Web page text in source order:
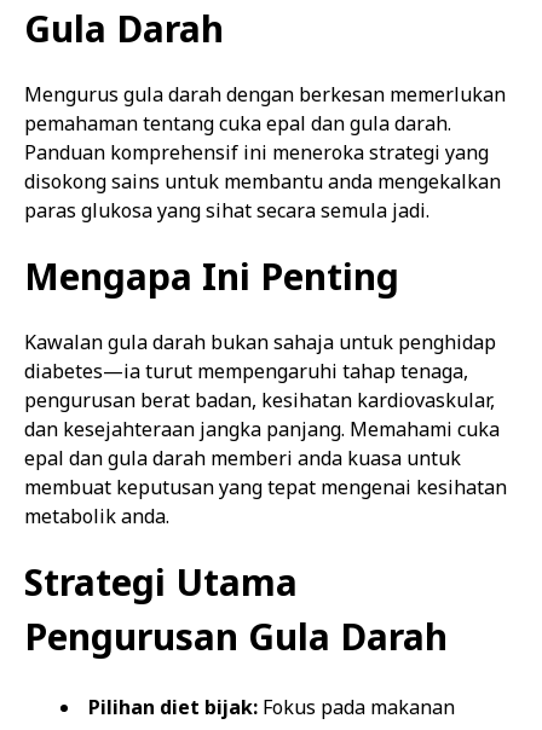
Gula Darah
Mengurus gula darah dengan berkesan memerlukan
pemahaman tentang cuka epal dan gula darah.
Panduan komprehensif ini meneroka strategi yang
disokong sains untuk membantu anda mengekalkan
paras glukosa yang sihat secara semula jadi.
Mengapa Ini Penting
Kawalan gula darah bukan sahaja untuk penghidap
diabetes—ia turut mempengaruhi tahap tenaga,
pengurusan berat badan, kesihatan kardiovaskular,
dan kesejahteraan jangka panjang. Memahami cuka
epal dan gula darah memberi anda kuasa untuk
membuat keputusan yang tepat mengenai kesihatan
metabolik anda.
Strategi Utama
Pengurusan Gula Darah
Pilihan diet bijak: Fokus pada makanan